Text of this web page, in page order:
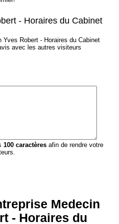
- Horaires du Cabinet
Robert - Horaires du Cabinet
avec les autres visiteurs
100 caractères afin de rendre votre
Medecin
- Horaires du